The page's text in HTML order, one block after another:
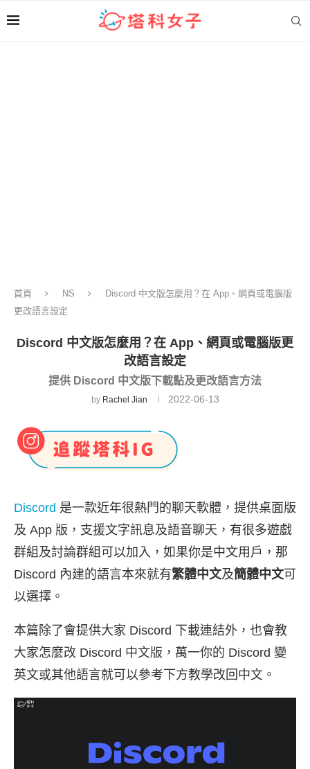
首頁 NS
Discord 中文版怎麼用？在 App、網頁或電腦版
更改語言設定
Discord 中文版怎麼用？在 App、網頁或電腦版更
改語言設定
提供 Discord 中文版下載點及更改語言方法
by Rachel Jian 2022-06-13
Discord 是一款近年很熱門的聊天軟體，提供桌面版
及 App 版，支援文字訊息及語音聊天，有很多遊戲
群組及討論群組可以加入，如果你是中文用戶，那
Discord 內建的語言本來就有繁體中文及簡體中文可
以選擇。
本篇除了會提供大家 Discord 下載連結外，也會教
大家怎麼改 Discord 中文版，萬一你的 Discord 變
英文或其他語言就可以參考下方教學改回中文。